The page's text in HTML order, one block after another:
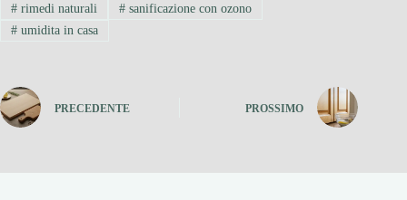
#rimedi naturali #sanificazione con ozono
#umidita in casa
PRECEDENTE PROSSIMO